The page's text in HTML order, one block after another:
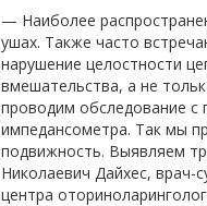
— Наиболее
ушах. Также часто
нарушение целостности
вмешательства, а не
проводим обследование с
импедансометра. Так мы
подвижность. Выявляем
Николаевич Дайхес, врач-
центра